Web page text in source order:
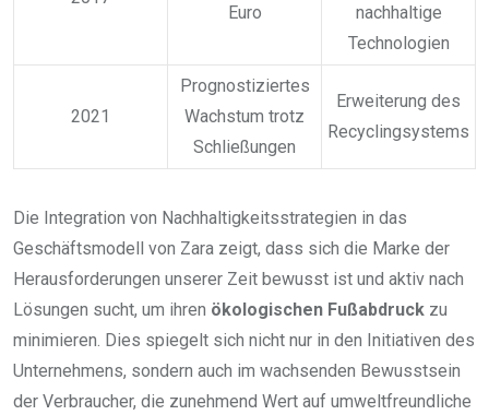
Euro
nachhaltige
Technologien
2021
Prognostiziertes
Wachstum trotz
Schließungen
Erweiterung des
Recyclingsystems
Die Integration von Nachhaltigkeitsstrategien in das
Geschäftsmodell von Zara zeigt, dass sich die Marke der
Herausforderungen unserer Zeit bewusst ist und aktiv nach
Lösungen sucht, um ihren ökologischen Fußabdruck zu
minimieren. Dies spiegelt sich nicht nur in den Initiativen des
Unternehmens, sondern auch im wachsenden Bewusstsein
der Verbraucher, die zunehmend Wert auf umweltfreundliche